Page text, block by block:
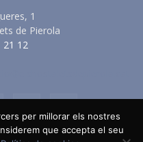
1
de Pierola
21 12
per millorar els nostres
que accepta el seu